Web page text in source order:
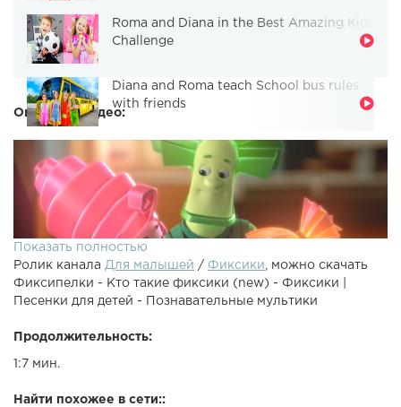
Roma and Diana in the Best Amazing Kids
Challenge
Diana and Roma teach School bus rules
with friends
Описание видео:
"Фиксипелки 2" в iTunes - Слушать на Яндекс.Музыке -
Показать полностью
Ролик канала Для малышей / Фиксики
, можно скачать
Фиксипелки - Кто такие фиксики (new) - Фиксики |
Песенки для детей - Познавательные мультики
Продолжительность:
1:7 мин.
Найти похожее в сети::